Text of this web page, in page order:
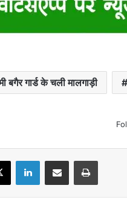
बगैर गार्ड के चली मालगाड़ी
X LinkedInShare via Email Print